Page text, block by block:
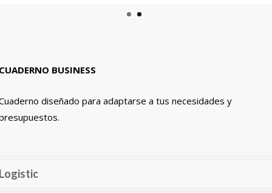
BUSINESS
diseñado para adaptarse a tus necesidades y